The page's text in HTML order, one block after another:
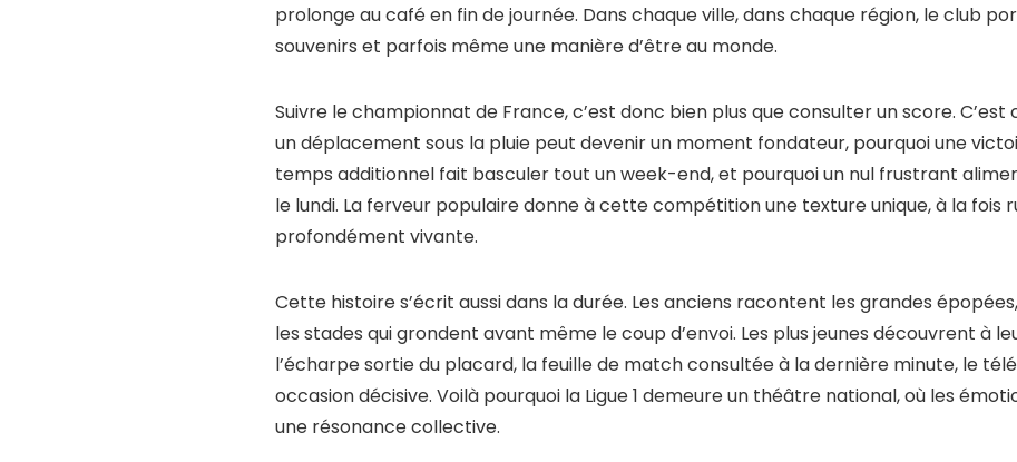
prolonge au café en fin de journée. Dans chaque ville, dans chaque région, le club
souvenirs et parfois même une manière d’être au monde.
Suivre le championnat de France, c’est donc bien plus que consulter un score.
un déplacement sous la pluie peut devenir un moment fondateur, pourquoi une
temps additionnel fait basculer tout un week-end, et pourquoi un nul frustrant
le lundi. La ferveur populaire donne à cette compétition une texture unique, à la fois
profondément vivante.
Cette histoire s’écrit aussi dans la durée. Les anciens racontent les grandes
les stades qui grondent avant même le coup d’envoi. Les plus jeunes découvrent à
l’écharpe sortie du placard, la feuille de match consultée à la dernière minute, le
occasion décisive. Voilà pourquoi la Ligue 1 demeure un théâtre national, où les
une résonance collective.